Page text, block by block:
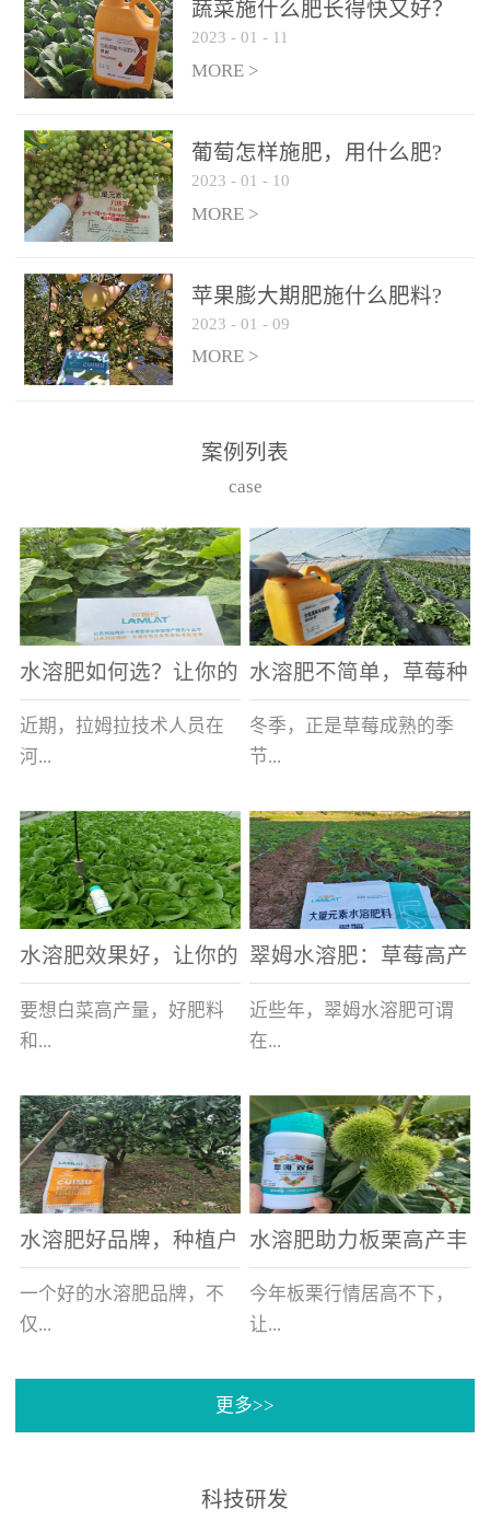
合大量元素水溶肥一起使
用，促使果实膨大，果肉
饱满，品质好，果、枝健
后期∶冲施、滴灌2.5-5kg/
亩/次配合大量元素水溶肥
一起使用，果实转色均
匀，口感好，糖度提高，
预防枝叶早衰。5、叶面喷
施︰浓度800-1500倍（1-
6kg/公顷，间隔10-14天一
次，喷1-3次。
合大量元素水溶肥一起使
后期∶冲施、滴灌2.5-5kg/
亩/次配合大量元素水溶肥
施︰浓度800-1500倍（1-
蔬菜施什么肥长得快又好？
2023 - 01 - 11
MORE >
葡萄怎样施肥，用什么肥?
2023 - 01 - 10
MORE >
苹果膨大期肥施什么肥料?
2023 - 01 - 09
MORE >
案例列表
case
水溶肥如何选？让你的
老棚土好产量高
近期，拉姆拉技术人员在
河...
南走访时，发现当地许多
蔬菜产区，老棚数量占多
数，连年的重茬、土壤板
结等原因，导致土壤差，
作物根系...
水溶肥不简单，草莓种
植户指名要使用
冬季，正是草莓成熟的季
节...
，也是山东窦大哥开心的
时刻，从一大早接到收购
商的电话，就开始在草莓
大棚里忙碌。为什么窦大
哥家的草...
水溶肥效果好，让你的
白菜增产不是问题
要想白菜高产量，好肥料
和...
好的技术管理缺一不可，
相信广大白菜种植户们都
深有体会。今天就一起来
看看，什么样的水溶肥可
以让你的...
翠姆水溶肥：草莓高产
的好帮手
近些年，翠姆水溶肥可谓
在...
河北草莓区域话题不减，
不但在草莓上表现效果明
显，使用的种植户更是越
来越多。今天，借此机
会，一起来...
水溶肥好品牌，种植户
纷纷为“翠姆“点赞
一个好的水溶肥品牌，不
仅...
帮助作物增产增收，更要
实力。今天要讲的水溶肥
水溶肥助力板栗高产丰
产
今年板栗行情居高不下，
让...
许多板栗种植户都获得了
有位王大姐今年使用一款
更多>>
科技研发